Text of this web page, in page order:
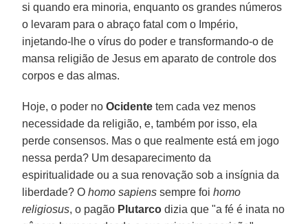
si quando era minoria, enquanto os grandes números
o levaram para o abraço fatal com o Império,
injetando-lhe o vírus do poder e transformando-o de
mansa religião de Jesus em aparato de controle dos
corpos e das almas.
Hoje, o poder noOcidente tem cada vez menos
necessidade da religião, e, também por isso, ela
perde consensos. Mas o que realmente está em jogo
nessa perda? Um desaparecimento da
espiritualidade ou a sua renovação sob a insígnia da
liberdade? Ohomo sapiens sempre foihomo
religiosus, o pagão Plutarco dizia que "a fé é inata no